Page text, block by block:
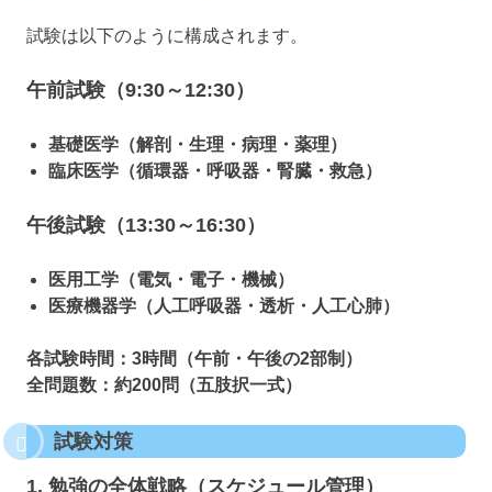
試験は以下のように構成されます。
午前試験（9:30～12:30）
基礎医学（解剖・生理・病理・薬理）
臨床医学（循環器・呼吸器・腎臓・救急）
午後試験（13:30～16:30）
医用工学（電気・電子・機械）
医療機器学（人工呼吸器・透析・人工心肺）
各試験時間：3時間（午前・午後の2部制）
全問題数：約200問（五肢択一式）
試験対策
1. 勉強の全体戦略（スケジュール管理）